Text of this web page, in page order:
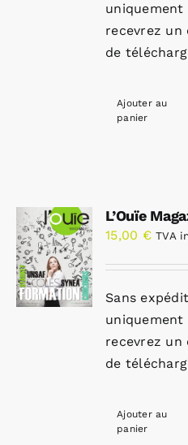
uniquement
recevrez un
de
Ajouter au
panier
L’Ouïe
15,00 € TVA
Sans
uniquement
recevrez un
de
Ajouter au
panier